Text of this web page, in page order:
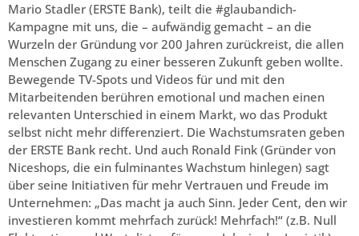
Mario Stadler (ERSTE Bank), teilt die #glaubandich-
Kampagne mit uns, die – aufwändig gemacht – an die
Wurzeln der Gründung vor 200 Jahren zurückreist, die allen
Menschen Zugang zu einer besseren Zukunft geben wollte.
Bewegende TV-Spots und Videos für und mit den
Mitarbeitenden berühren emotional und machen einen
relevanten Unterschied in einem Markt, wo das Produkt
selbst nicht mehr differenziert. Die Wachstumsraten geben
der ERSTE Bank recht. Und auch Ronald Fink (Gründer von
Niceshops, die ein fulminantes Wachstum hinlegen) sagt
über seine Initiativen für mehr Vertrauen und Freude im
Unternehmen: „Das macht ja auch Sinn. Jeder Cent, den wir
investieren kommt mehrfach zurück! Mehrfach!“ (z.B. Null